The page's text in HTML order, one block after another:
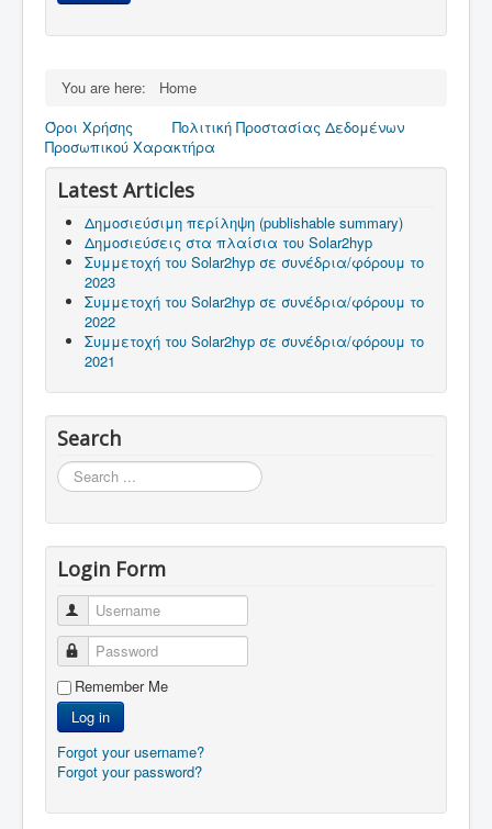
You are here:
Home
Όροι Χρήσης
Πολιτική Προστασίας Δεδομένων
Προσωπικού Χαρακτήρα
Latest Articles
Δημοσιεύσιμη περίληψη (publishable summary)
Δημοσιεύσεις στα πλαίσια του Solar2hyp
Συμμετοχή του Solar2hyp σε συνέδρια/φόρουμ το
2023
Συμμετοχή του Solar2hyp σε συνέδρια/φόρουμ το
2022
Συμμετοχή του Solar2hyp σε συνέδρια/φόρουμ το
2021
Search
Search
...
Login Form
Username
Password
Remember Me
Log in
Forgot your username?
Forgot your password?